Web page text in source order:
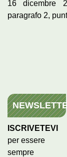
16 dicembre
paragrafo 2,
ISCRIVETEVI
per essere
sempre